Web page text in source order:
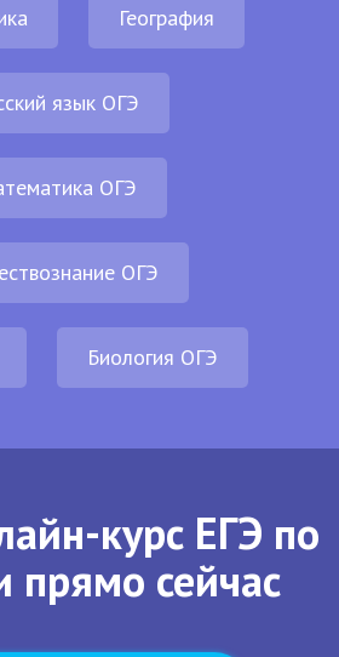
География
язык ОГЭ
ОГЭ
ОГЭ
Биология ОГЭ
курс ЕГЭ по
прямо сейчас